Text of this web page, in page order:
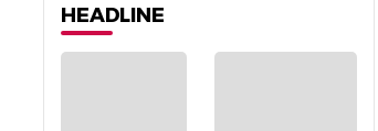
HEADLINE